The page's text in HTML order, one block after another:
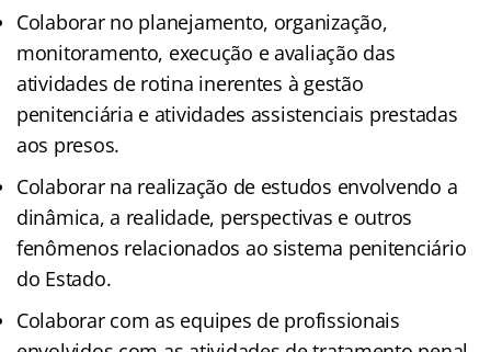
Colaborar no planejamento, organização,
monitoramento, execução e avaliação das
atividades de rotina inerentes à gestão
penitenciária e atividades assistenciais prestadas
aos presos.
Colaborar na realização de estudos envolvendo a
dinâmica, a realidade, perspectivas e outros
fenômenos relacionados ao sistema penitenciário
do Estado.
Colaborar com as equipes de profissionais